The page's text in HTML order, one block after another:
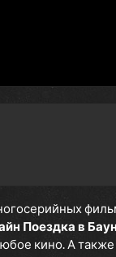
Поездка в
кино. А